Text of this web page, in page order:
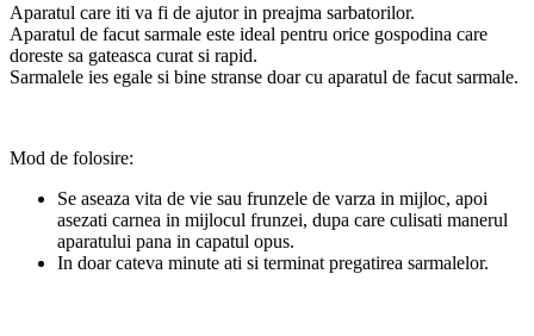
Aparatul care iti va fi de ajutor in preajma sarbatorilor.
Aparatul de facut sarmale este ideal pentru orice gospodina care
doreste sa gateasca curat si rapid.
Sarmalele ies egale si bine stranse doar cu aparatul de facut sarmale.
Mod de folosire:
Se aseaza vita de vie sau frunzele de varza in mijloc, apoi
asezati carnea in mijlocul frunzei, dupa care culisati manerul
aparatului pana in capatul opus.
In doar cateva minute ati si terminat pregatirea sarmalelor.